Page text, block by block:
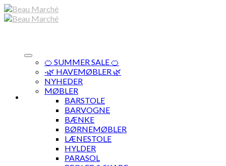
Skip
to
🍊 SUMMER SALE 🍊
·🌿 HAVEMØBLER 🌿
NYHEDER
MØBLER
BARSTOLE
BARVOGNE
BÆNKE
BØRNEMØBLER
LÆNESTOLE
HYLDER
PARASOL